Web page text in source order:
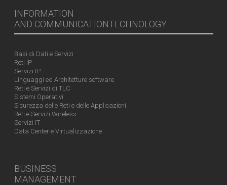
INFORMATION
AND COMMUNICATIONTECHNOLOGY
Basi di Dati e Servizi
Reti IP
Servizi IP
Linguaggi ed Architetture software
Reti e Servizi di TLC
Sistemi Operativi
Sicurezza delle Reti e delle Applicazioni
Reti e Servizi Wireless
Servizi IT
Data Center e Virtualizzazione
BUSINESS
MANAGEMENT